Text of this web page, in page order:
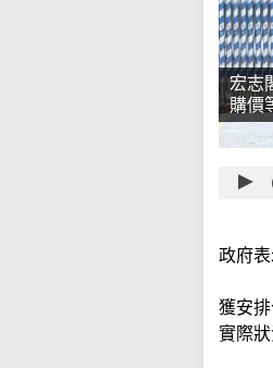
宏志
購價
政府
獲安
實際